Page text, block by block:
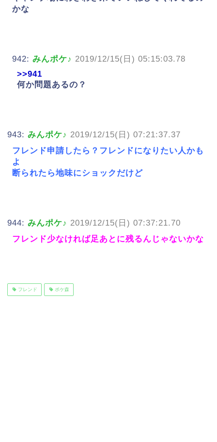
かな
942: みんポケ♪ 2019/12/15(日) 05:15:03.78
>>941
何か問題あるの？
943: みんポケ♪ 2019/12/15(日) 07:21:37.37
フレンド申請したら？フレンドになりたい人かも
よ
断られたら地味にショックだけど
944: みんポケ♪ 2019/12/15(日) 07:37:21.70
フレンド少なければ足あとに残るんじゃないかな
フレンド ポケ森